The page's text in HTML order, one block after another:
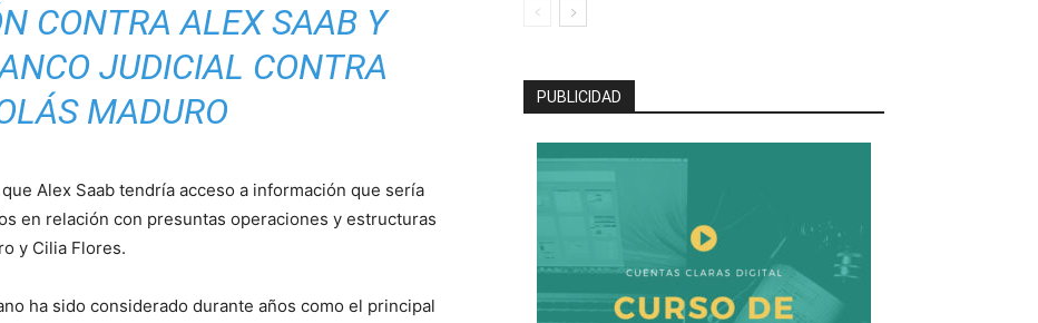
CONTRA ALEX SAAB Y
JUDICIAL CONTRA
MADURO
Alex Saab tendría acceso a información que sería
en relación con presuntas operaciones y estructuras
y Cilia Flores.
ha sido considerado durante años como el principal
PUBLICIDAD